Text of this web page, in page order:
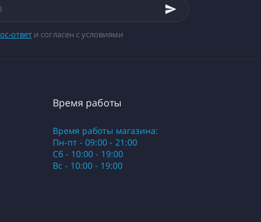
ответ и согласен с условиями
Время работы
Время работы магазина:
Пн-пт - 09:00 - 21:00
Сб - 10:00 - 19:00
Вс - 10:00 - 19:00